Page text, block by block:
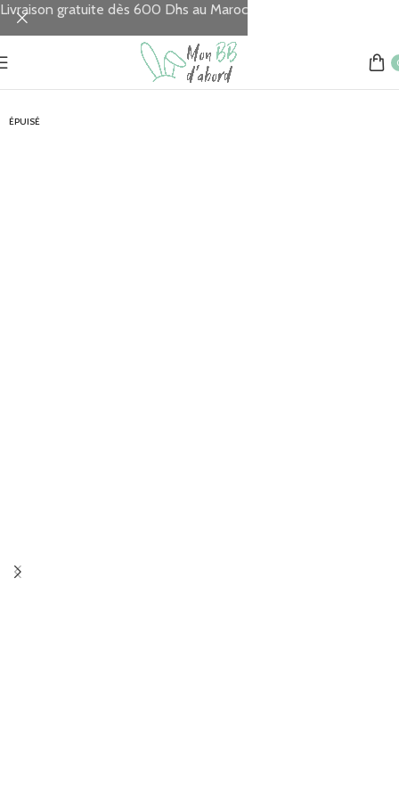
Accueil Baignoires
ÉPUISÉ
Livraison gratuite dès 600 Dhs au Maroc